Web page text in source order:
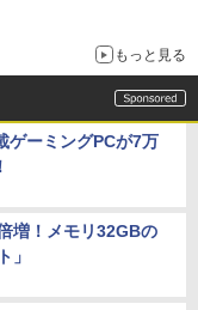
もっと見る
ゲーミングPCが7万
増！メモリ32GBの
」